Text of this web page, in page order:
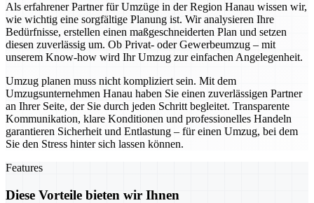
Als erfahrener Partner für Umzüge in der Region Hanau wissen wir,
wie wichtig eine sorgfältige Planung ist. Wir analysieren Ihre
Bedürfnisse, erstellen einen maßgeschneiderten Plan und setzen
diesen zuverlässig um. Ob Privat- oder Gewerbeumzug – mit
unserem Know-how wird Ihr Umzug zur einfachen Angelegenheit.
Umzug planen muss nicht kompliziert sein. Mit dem
Umzugsunternehmen Hanau haben Sie einen zuverlässigen Partner
an Ihrer Seite, der Sie durch jeden Schritt begleitet. Transparente
Kommunikation, klare Konditionen und professionelles Handeln
garantieren Sicherheit und Entlastung – für einen Umzug, bei dem
Sie den Stress hinter sich lassen können.
Features
Diese Vorteile bieten wir Ihnen